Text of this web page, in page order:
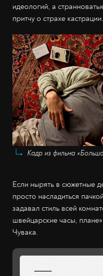
идеологий, а
притчу о страхе кастрации.
Кадр из фильма
Если нырять в сюжетные
просто насладиться
задавал стиль всей
швейцарские часы,
Чувака.